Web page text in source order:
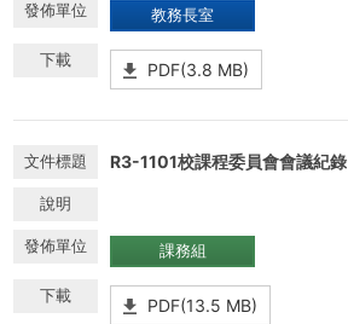
教務長室
PDF(3.8 MB)
R3-1101校課程委員會會議紀錄
課務組
PDF(13.5 MB)